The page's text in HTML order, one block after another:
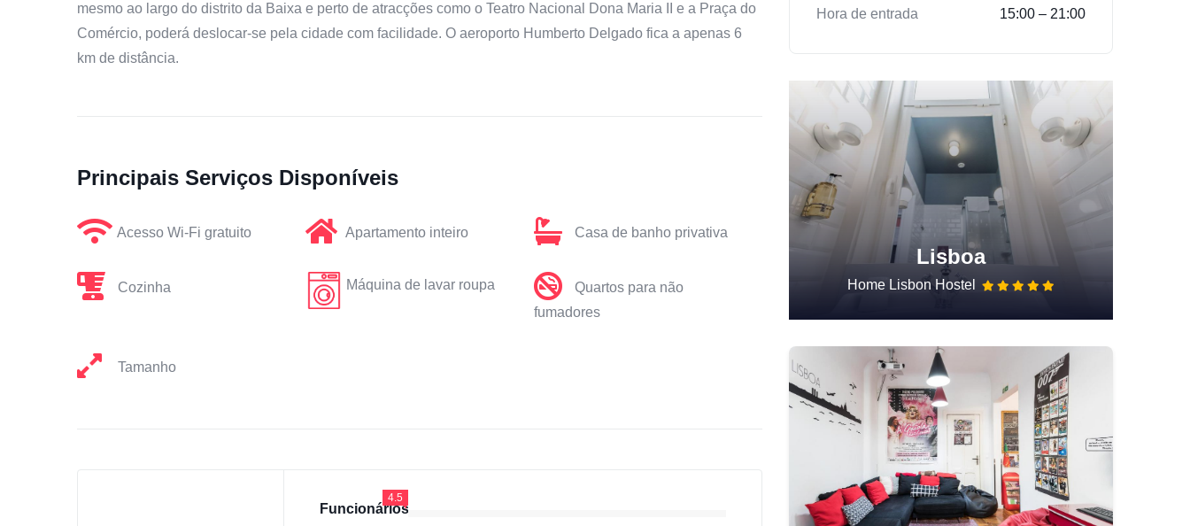
mesmo ao largo do distrito da Baixa e perto de atracções como o Teatro Nacional Dona Maria II e a Praça do
Comércio, poderá deslocar-se pela cidade com facilidade. O aeroporto Humberto Delgado fica a apenas 6
km de distância.
Principais Serviços Disponíveis
Acesso Wi-Fi gratuito Apartamento inteiro Casa de banho privativa
Cozinha Máquina de lavar roupa
Quartos para não
fumadores
Tamanho
Funcionários
4.5
Hora de entrada 15:00 – 21:00
Lisboa
Home Lisbon Hostel